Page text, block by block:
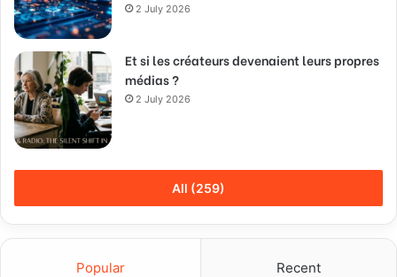
2 July 2026
Et si les créateurs devenaient leurs propres
médias ?
2 July 2026
All (259)
Popular Recent